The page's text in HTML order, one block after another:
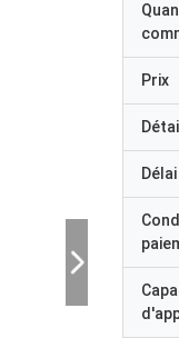
Prix